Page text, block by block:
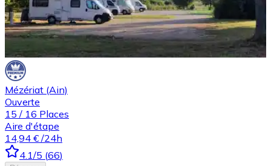
Mézériat (Ain)
Ouverte
15 / 16 Places
Aire d'étape
14,94 € /24h
4.1/5 (66)